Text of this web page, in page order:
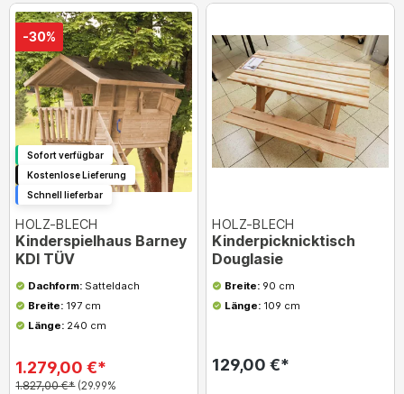
-30%
Sofort verfügbar
Kostenlose Lieferung
Schnell lieferbar
HOLZ-BLECH
Kinderspielhaus Barney
KDI TÜV
Dachform:Satteldach
Breite:197 cm
Länge:240 cm
1.279,00 €*
1.827,00 €* (29.99%
HOLZ-BLECH
Kinderpicknicktisch
Douglasie
Breite:90 cm
Länge:109 cm
129,00 €*